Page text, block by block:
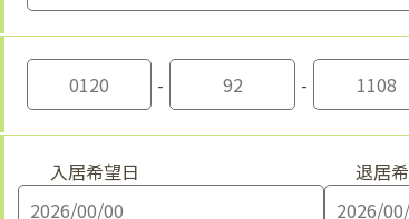
- -
入居希望日 退居